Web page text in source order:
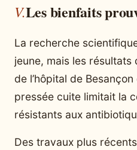
Les bienfaits
La recherche
jeune, mais les
de l’hôpital de
pressée cuite limitait la
résistants aux
Des travaux plus récents